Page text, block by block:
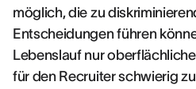
möglich, die zu
Entscheidungen führen
Lebenslauf nur
für den Recruiter schwierig